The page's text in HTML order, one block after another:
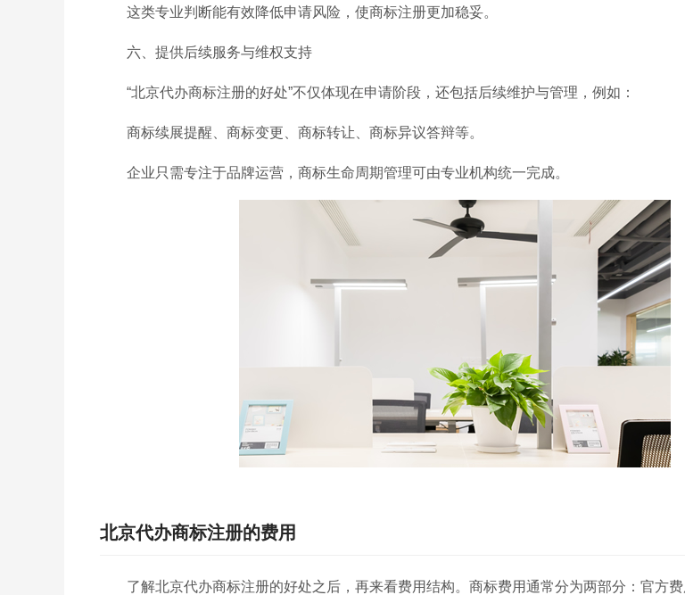
这类专业判断能有效降低申请风险，使商标注册更加稳妥。
六、提供后续服务与维权支持
“北京代办商标注册的好处”不仅体现在申请阶段，还包括后续维护与管理，例如：
商标续展提醒、商标变更、商标转让、商标异议答辩等。
企业只需专注于品牌运营，商标生命周期管理可由专业机构统一完成。
北京代办商标注册的费用
了解北京代办商标注册的好处之后，再来看费用结构。商标费用通常分为两部分：官方费